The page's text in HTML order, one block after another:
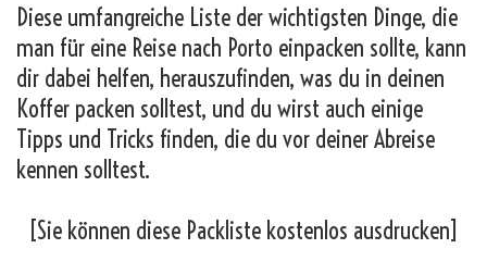
Diese umfangreiche Liste der wichtigsten Dinge, die
man für eine Reise nach Porto einpacken sollte, kann
dir dabei helfen, herauszufinden, was du in deinen
Koffer packen solltest, und du wirst auch einige
Tipps und Tricks finden, die du vor deiner Abreise
kennen solltest.
[Sie können diese Packliste kostenlos ausdrucken]